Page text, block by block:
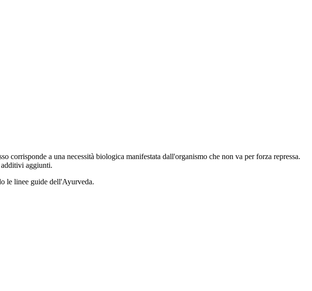
a una necessità biologica manifestata dall'organismo che non va per forza repressa.
additivi aggiunti.
le linee guide dell'Ayurveda.